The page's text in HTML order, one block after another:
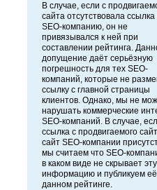
В случае, если с
сайта отсутствовала ссылка
SEO-компанию, он не
привязывался к ней при
составлении рейтинга.
допущение даёт серьёзную
погрешность для тех SEO-
компаний, которые не
ссылку с главной страницы
клиентов. Однако, мы не
нарушать коммерческие
SEO-компаний. В случае,
ссылка с продвигаемого
сайт SEO-компании
мы считаем что SEO-
в каком виде не скрывает эту
информацию и публикуем
данном рейтинге.